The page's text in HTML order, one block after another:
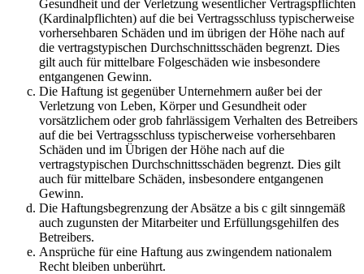
Gesundheit und der Verletzung wesentlicher Vertragspflichten
(Kardinalpflichten) auf die bei Vertragsschluss typischerweise
vorhersehbaren Schäden und im übrigen der Höhe nach auf
die vertragstypischen Durchschnittsschäden begrenzt. Dies
gilt auch für mittelbare Folgeschäden wie insbesondere
entgangenen Gewinn.
Die Haftung ist gegenüber Unternehmern außer bei der
Verletzung von Leben, Körper und Gesundheit oder
vorsätzlichem oder grob fahrlässigem Verhalten des Betreibers
auf die bei Vertragsschluss typischerweise vorhersehbaren
Schäden und im Übrigen der Höhe nach auf die
vertragstypischen Durchschnittsschäden begrenzt. Dies gilt
auch für mittelbare Schäden, insbesondere entgangenen
Gewinn.
Die Haftungsbegrenzung der Absätze a bis c gilt sinngemäß
auch zugunsten der Mitarbeiter und Erfüllungsgehilfen des
Betreibers.
Ansprüche für eine Haftung aus zwingendem nationalem
Recht bleiben unberührt.